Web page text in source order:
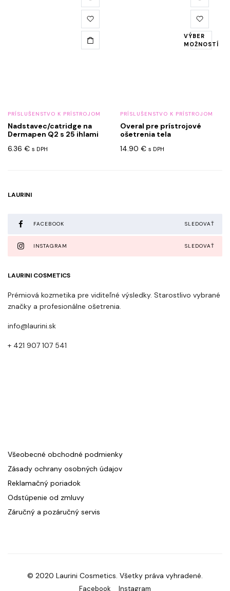
PRÍSLUŠENSTVO K PRÍSTROJOM
Nadstavec/catridge na
Dermapen Q2 s 25 ihlami
6.36 € s DPH
VÝBER
MOŽNOSTÍ
produkt
má
viacero
variantov.
stránke
produktu.
PRÍSLUŠENSTVO K PRÍSTROJOM
Overal pre prístrojové
ošetrenia tela
14.90 € s DPH
LAURINI
FACEBOOK SLEDOVAŤ
INSTAGRAM SLEDOVAŤ
LAURINI COSMETICS
Prémiová kozmetika pre viditeľné výsledky. Starostlivo vybrané
značky a profesionálne ošetrenia.
info@laurini.sk
+ 421 907 107 541
Všeobecné obchodné podmienky
Zásady ochrany osobných údajov
Reklamačný poriadok
Odstúpenie od zmluvy
Záručný a pozáručný servis
© 2020 Laurini Cosmetics. Všetky práva vyhradené.
Facebook Instagram